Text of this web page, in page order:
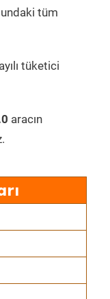
tüm
tüketici
aracın